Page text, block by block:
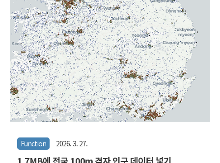
까, 나고야는 대구..
Function 2026. 3. 27.